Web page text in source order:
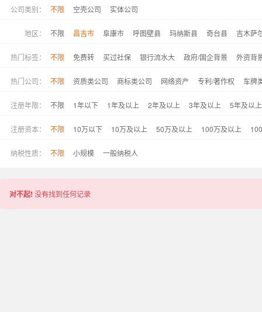
公司类别： 不限 空壳公司 实体公司
地区： 不限 昌吉市 阜康市 呼图壁县 玛纳斯县 奇台县 吉木萨
热门标签： 不限 免费转 买过社保 银行流水大 政府/国企背景 外资背
热门公司： 不限 资质类公司 商标类公司 网络资产 专利/著作权 车牌
注册年限： 不限 1年以下 1年及以上 2年及以上 3年及以上 5年及以上
注册资本： 不限 10万以下 10万及以上 50万及以上 100万及以上
纳税性质： 不限 小规模 一般纳税人
对不起! 没有找到任何记录